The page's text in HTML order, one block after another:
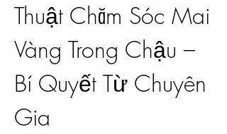
Thuật Chăm Sóc Mai
Vàng Trong Chậu –
Bí Quyết Từ Chuyên
Gia